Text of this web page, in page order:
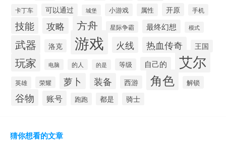
卡丁车 可以通过 城堡 小游戏 属性 开原 手机
技能 攻略 方舟 星际争霸 最终幻想 模式
武器 洛克 游戏 火线 热血传奇 王国
玩家 电脑 的人 的是 等级 自己的 艾尔
英雄 荣耀 萝卜 装备 西游 角色 解锁
谷物 账号 跑跑 都是 骑士
猜你想看的文章